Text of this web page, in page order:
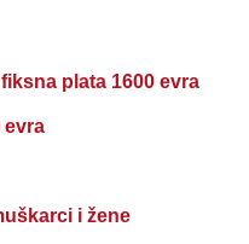
plata 1600 evra
evra
i žene